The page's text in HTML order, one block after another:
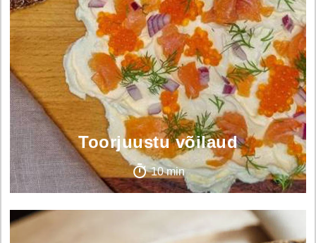
Toorjuustu võilaud
10 min